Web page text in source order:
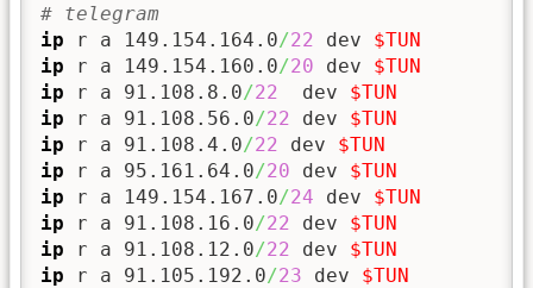
# telegram
ip r a 149.154.164.0/22 dev $TUN
ip r a 149.154.160.0/20 dev $TUN
ip r a 91.108.8.0/22
  dev
$TUN
ip r a 91.108.56.0/22 dev $TUN
ip r a 91.108.4.0/22 dev $TUN
ip r a 95.161.64.0/20 dev $TUN
ip r a 149.154.167.0/24 dev $TUN
ip r a 91.108.16.0/22 dev $TUN
ip r a 91.108.12.0/22 dev $TUN
ip r a 91.105.192.0/23 dev $TUN